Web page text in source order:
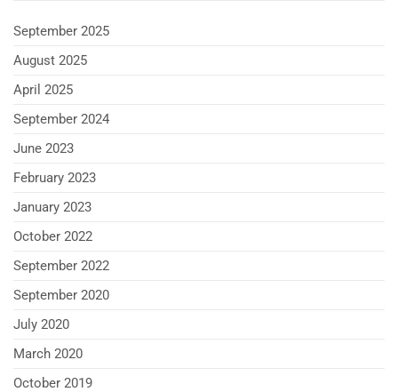
September 2025
August 2025
April 2025
September 2024
June 2023
February 2023
January 2023
October 2022
September 2022
September 2020
July 2020
March 2020
October 2019